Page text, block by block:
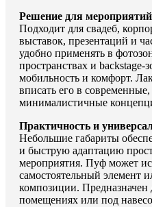
Решение для
Подходит для свадеб,
выставок, презентаций и
удобно применять в
пространствах и backstage-
мобильность и комфорт.
вписать его в современные,
минималистичные
Практичность и
Небольшие габариты
и быструю адаптацию
мероприятия. Пуф может
самостоятельный элемент
композиции. Предназначен
помещениях или под